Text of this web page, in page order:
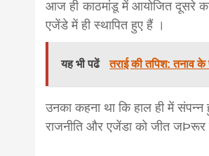
news,
khabar
आज ही काठमांडू में आयोजित दूसरे
एजेंडे में ही स्थापित हुए हैं ।
यह भी पढें तराई की तपिश: तनाव के
उनका कहना था कि हाल ही में संपन्न
राजनीति और एजेंडा को जीत जÞरूर